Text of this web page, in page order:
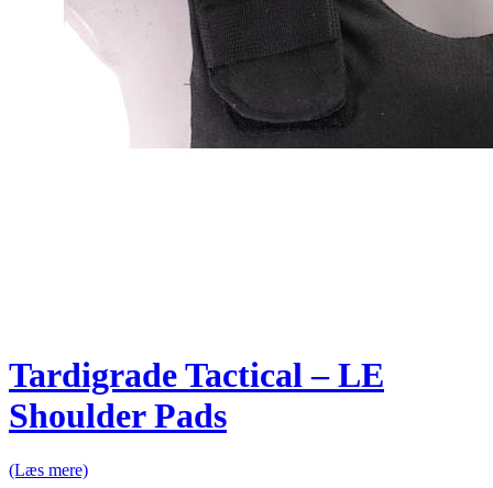
Tardigrade Tactical – LE
Shoulder Pads
(Læs mere)